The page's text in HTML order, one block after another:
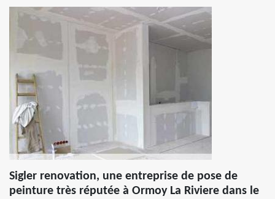
Sigler renovation, une entreprise de pose de
peinture très réputée à Ormoy La Riviere dans le